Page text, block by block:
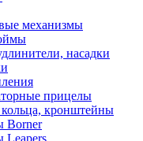
механизмы
насадки
прицелы
кронштейны
Borner
Leapers